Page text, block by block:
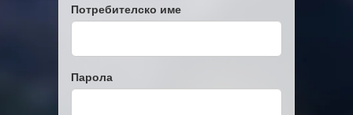
Потребителско име
Парола